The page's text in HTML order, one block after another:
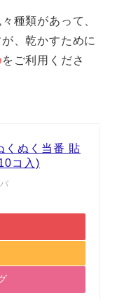
種類があって、
、乾かすために
をご利用くださ
くぬく当番 貼
コ入)